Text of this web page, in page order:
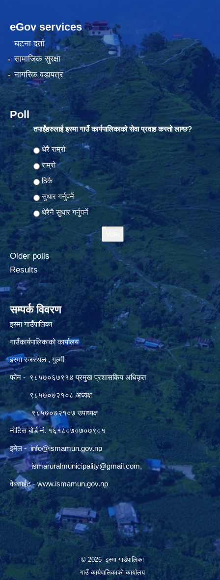
eGov services
घटना दर्ता
सामाजिक सुरक्षा
नागरिक वडापत्र
Poll
तपाईंहरुलाई इस्मा गाउँ कार्यपालिकाको सेवा प्रवाह कस्तो लाग्छ?
Choices
धेरै राम्रो
राम्रो
ठिकै
सुधार गर्नुपर्ने
धेरैनै सुधार गर्नुपर्ने
Older polls
Results
सम्पर्क विवरण
इस्मा गाउँपालिका
गाउँकार्यपालिकाको कार्यालय
इस्मा रजस्थल , गुल्मी
फोन - ९८५७०६७९१४ प्रमुख प्रशासकिय अधिकृत
९८५७०७२१०८ अध्यक्ष
९८५७०७२१०७ उपाध्यक्ष
नोटिस बोर्ड नं. १६१८०७०७०७९०१
इमेल - info@ismamun.gov.np
ismaruralmunicipality@gmail.com,
वेबसाईट -www.ismamun.gov.np
© 2026 इस्मा गाउँपालिका
गाउँ कार्यपालिकाको कार्यालय